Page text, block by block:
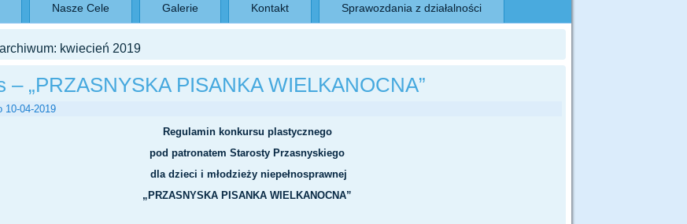
Nasze Cele Galerie Kontakt Sprawozdania z działalności
kwiecień 2019
– „PRZASNYSKA PISANKA WIELKANOCNA”
10-04-2019
Regulamin konkursu plastycznego
pod patronatem Starosty Przasnyskiego
dla dzieci i młodzieży niepełnosprawnej
„PRZASNYSKA PISANKA WIELKANOCNA”